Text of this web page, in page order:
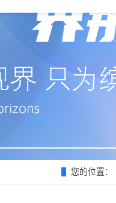
您的位置：